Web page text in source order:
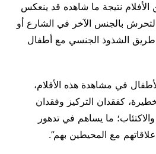
الأفلام نتيجة ما شاهده قد ينعكس
بالجنس الآخر في الشارع أو
الشذوذ الجنسي مع أطفال
في مشاهدة هذه الأفلام،
كفقدان التركيز وفقدان
والاكتئاب؛ ما يساهم في تدهور
مع المحيطين بهم”.